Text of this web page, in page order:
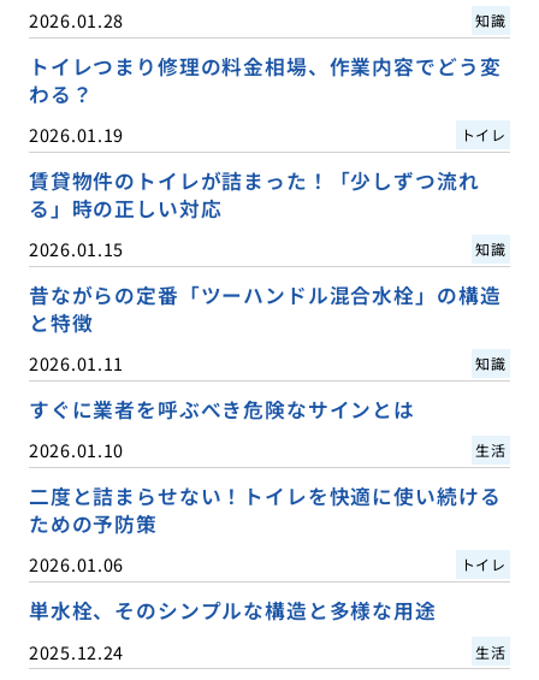
2026.01.28 知識
トイレつまり修理の料金相場、作業内容でどう変
わる？
2026.01.19 トイレ
賃貸物件のトイレが詰まった！「少しずつ流れ
る」時の正しい対応
2026.01.15 知識
昔ながらの定番「ツーハンドル混合水栓」の構造
と特徴
2026.01.11 知識
すぐに業者を呼ぶべき危険なサインとは
2026.01.10 生活
二度と詰まらせない！トイレを快適に使い続ける
ための予防策
2026.01.06 トイレ
単水栓、そのシンプルな構造と多様な用途
2025.12.24 生活